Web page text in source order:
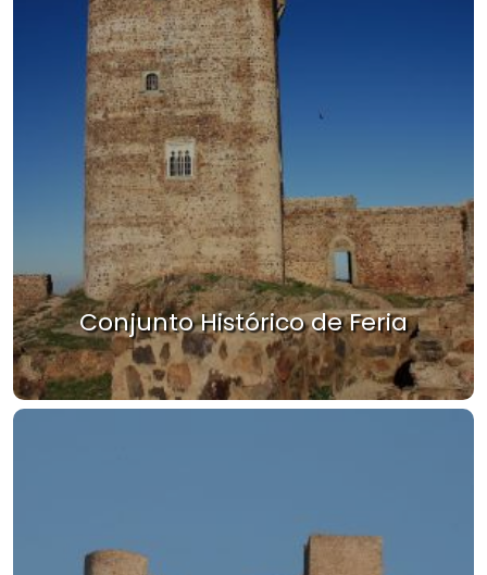
Conjunto Histórico de Feria